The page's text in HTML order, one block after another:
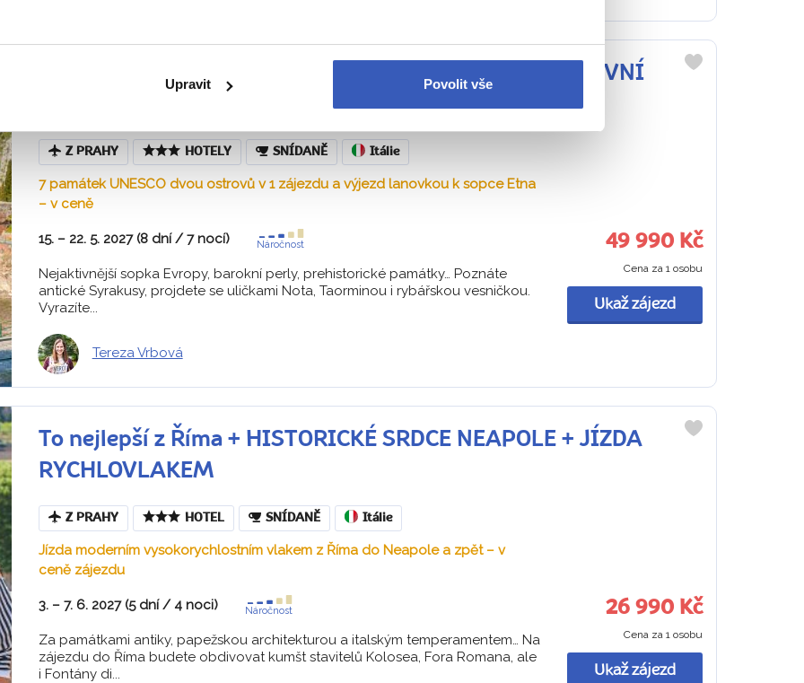
Upravit Povolit vše
Východní Sicílie a Malta + MAJESTÁTNÍ ETNA + OSTROVNÍ
Z PRAHY HOTELY SNÍDANĚ Itálie
7 památek UNESCO dvou ostrovů v 1 zájezdu a výjezd lanovkou k sopce Etna
– v ceně
15. – 22. 5. 2027 (8 dní / 7 nocí) Náročnost
Nejaktivnější sopka Evropy, barokní perly, prehistorické památky… Poznáte
antické Syrakusy, projdete se uličkami Nota, Taorminou i rybářskou vesničkou.
Vyrazíte...
Tereza Vrbová
49 990 Kč
Cena za 1 osobu
Ukaž zájezd
To nejlepší z Říma + HISTORICKÉ SRDCE NEAPOLE + JÍZDA
RYCHLOVLAKEM
Z PRAHY HOTEL SNÍDANĚ Itálie
Jízda moderním vysokorychlostním vlakem z Říma do Neapole a zpět – v
ceně zájezdu
3. – 7. 6. 2027 (5 dní / 4 noci) Náročnost
Za památkami antiky, papežskou architekturou a italským temperamentem… Na
zájezdu do Říma budete obdivovat kumšt stavitelů Kolosea, Fora Romana, ale
i Fontány di...
26 990 Kč
Cena za 1 osobu
Ukaž zájezd